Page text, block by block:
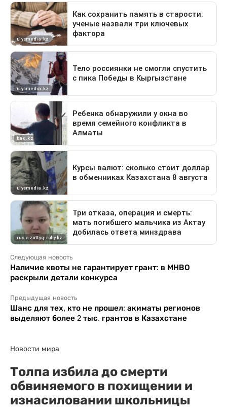
Следующая новость
Наличие квоты не гарантирует грант: в МНВО
раскрыли детали конкурса
Предыдущая новость
Шанс для тех, кто не прошел: акиматы регионов
выделяют более 2 тыс. грантов в Казахстане
Новости мира
Толпа избила до смерти
обвиняемого в похищении и
изнасиловании школьницы